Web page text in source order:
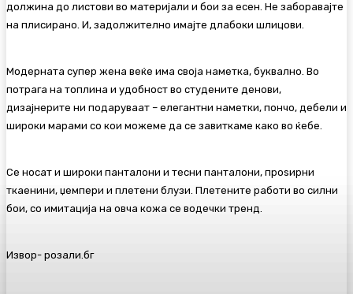
должина до листови во материјали и бои за есен. Не заборавајте
на плисирано. И, задолжително имајте длабоки шлицови.
Модерната супер жена веќе има своја наметка, буквално. Во
потрага на топлина и удобност во студените денови,
дизајнерите ни подаруваат – елегантни наметки, пончо, дебели и
широки марами со кои можеме да се завиткаме како во ќебе.
Се носат и широки панталони и тесни панталони, проѕирни
ткаенини, џемпери и плетени блузи. Плетените работи во силни
бои, со имитација на овча кожа се водечки тренд.
Извор- розали.бг